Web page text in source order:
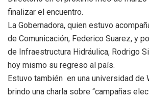
finalizar el encuentro.
La Gobernadora, quien estuvo
de Comunicación, Federico Suarez, y
de Infraestructura Hidráulica, Rodrigo
hoy mismo su regreso al país.
Estuvo también en una universidad de
brindo una charla sobre “campañas